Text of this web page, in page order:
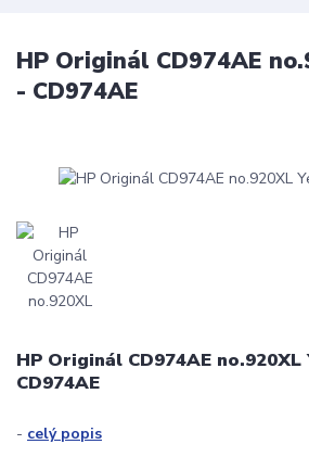
HP Originál CD974AE
- CD974AE
HP Originál CD974AE
CD974AE
- celý popis